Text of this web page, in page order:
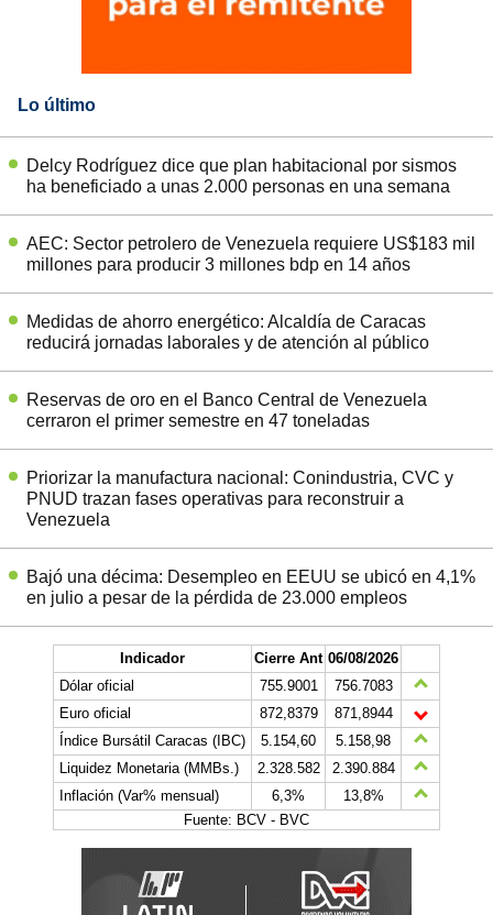
Lo último
Delcy Rodríguez dice que plan habitacional por sismos
ha beneficiado a unas 2.000 personas en una semana
AEC: Sector petrolero de Venezuela requiere US$183 mil
millones para producir 3 millones bdp en 14 años
Medidas de ahorro energético: Alcaldía de Caracas
reducirá jornadas laborales y de atención al público
Reservas de oro en el Banco Central de Venezuela
cerraron el primer semestre en 47 toneladas
Priorizar la manufactura nacional: Conindustria, CVC y
PNUD trazan fases operativas para reconstruir a
Venezuela
Bajó una décima: Desempleo en EEUU se ubicó en 4,1%
en julio a pesar de la pérdida de 23.000 empleos
Indicador Cierre Ant 06/08/2026
Dólar oficial
755.9001
756.7083
Euro oficial
872,8379
871,8944
Índice Bursátil Caracas (IBC)
5.154,60
5.158,98
Liquidez Monetaria (MMBs.)
2.328.582
2.390.884
Inflación (Var% mensual)
6,3%
13,8%
Fuente: BCV - BVC